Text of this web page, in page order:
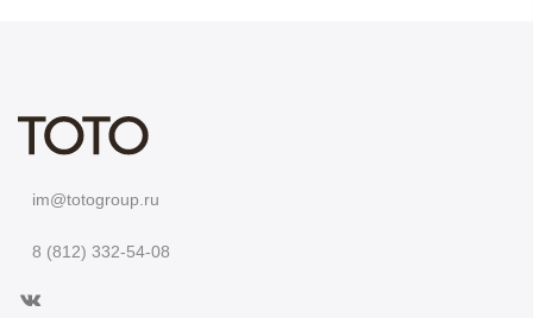
im@totogroup.ru
8 (812) 332-54-08